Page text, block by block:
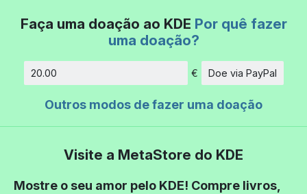
Faça uma doação ao KDE Por quê fazer
uma doação?
Quantidade
€ Doe via PayPal
Outros modos de fazer uma doação
Visite a MetaStore do KDE
Mostre o seu amor pelo KDE! Compre livros,